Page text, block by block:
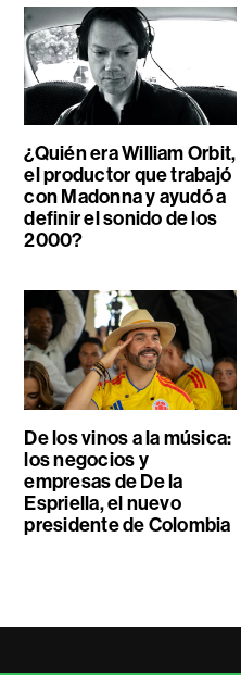
¿Quién era William Orbit,
el productor que trabajó
con Madonna y ayudó a
definir el sonido de los
2000?
De los vinos a la música:
los negocios y
empresas de De la
Espriella, el nuevo
presidente de Colombia